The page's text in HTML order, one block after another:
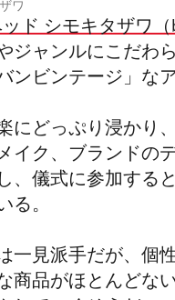
ワ
ド シモキタザワ
ジャンルにこだわ
ンビンテージ」な
にどっぷり浸かり
イク、ブランドの
、儀式に参加する
る。
一見派手だが、個
商品がほとんどな